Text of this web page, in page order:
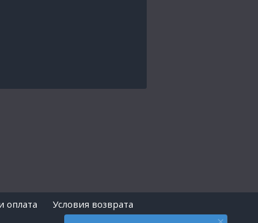
оплата
Условия возврата